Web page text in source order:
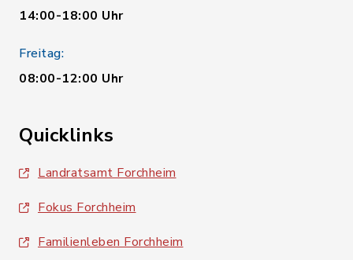
14:00-18:00 Uhr
Freitag:
08:00-12:00 Uhr
Quicklinks
Landratsamt Forchheim
Fokus Forchheim
Familienleben Forchheim